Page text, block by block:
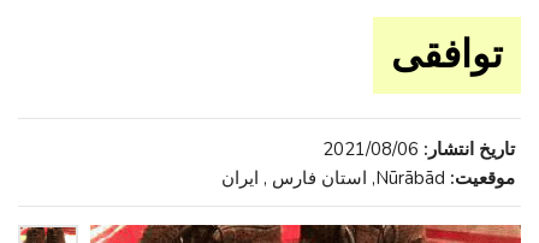
توافقی
تاریخ انتشار: 2021/08/06
موقعیت: Nūrābād, استان فارس , ایران